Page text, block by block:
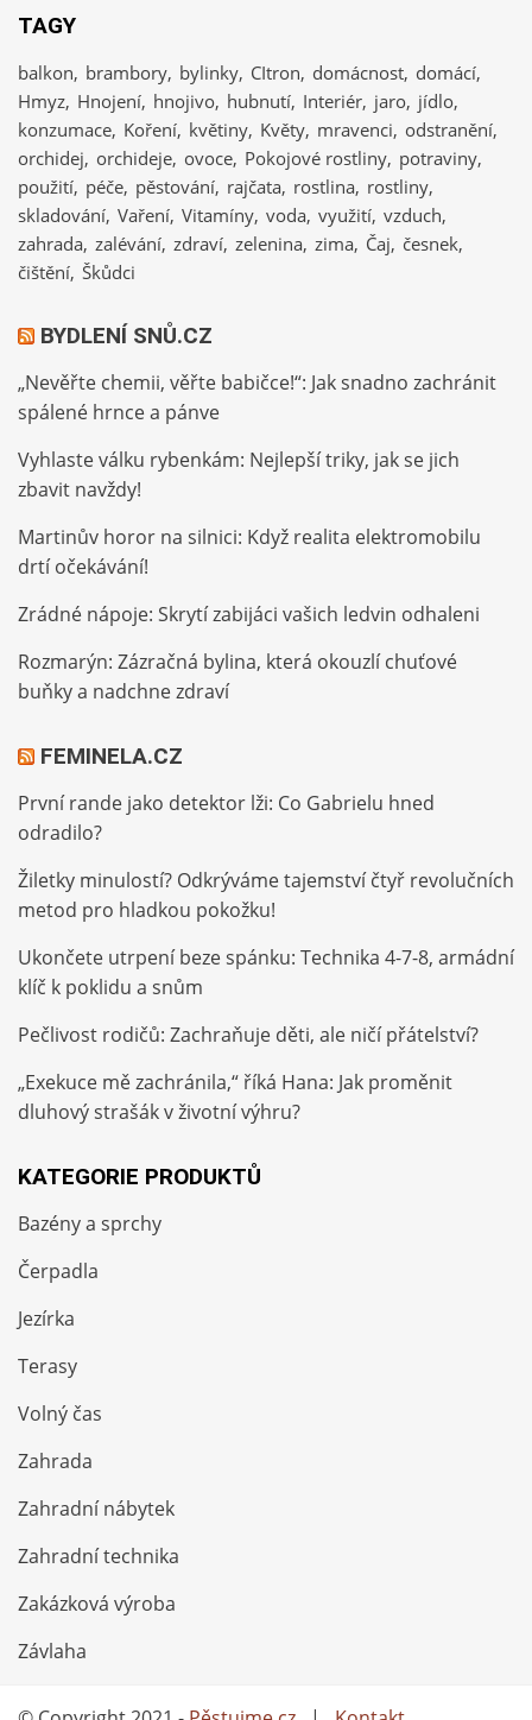
TAGY
balkon brambory bylinky CItron domácnost domácí
Hmyz Hnojení hnojivo hubnutí Interiér jaro jídlo
konzumace Koření květiny Květy mravenci odstranění
orchidej orchideje ovoce Pokojové rostliny potraviny
použití péče pěstování rajčata rostlina rostliny
skladování Vaření Vitamíny voda využití vzduch
zahrada zalévání zdraví zelenina zima Čaj česnek
čištění Škůdci
BYDLENÍ SNŮ.CZ
„Nevěřte chemii, věřte babičce!“: Jak snadno zachránit
spálené hrnce a pánve
Vyhlaste válku rybenkám: Nejlepší triky, jak se jich
zbavit navždy!
Martinův horor na silnici: Když realita elektromobilu
drtí očekávání!
Zrádné nápoje: Skrytí zabijáci vašich ledvin odhaleni
Rozmarýn: Zázračná bylina, která okouzlí chuťové
buňky a nadchne zdraví
FEMINELA.CZ
První rande jako detektor lži: Co Gabrielu hned
odradilo?
Žiletky minulostí? Odkrýváme tajemství čtyř revolučních
metod pro hladkou pokožku!
Ukončete utrpení beze spánku: Technika 4-7-8, armádní
klíč k poklidu a snům
Pečlivost rodičů: Zachraňuje děti, ale ničí přátelství?
„Exekuce mě zachránila,“ říká Hana: Jak proměnit
dluhový strašák v životní výhru?
KATEGORIE PRODUKTŮ
Bazény a sprchy
Čerpadla
Jezírka
Terasy
Volný čas
Zahrada
Zahradní nábytek
Zahradní technika
Zakázková výroba
Závlaha